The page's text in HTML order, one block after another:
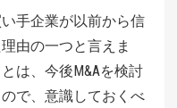
手企業が以前から信
由の一つと言えま
は、今後M&Aを検討
で、意識しておくべ